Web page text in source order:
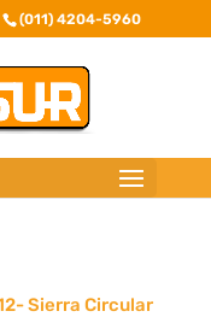
(011) 4204-5960
Sierra Circular